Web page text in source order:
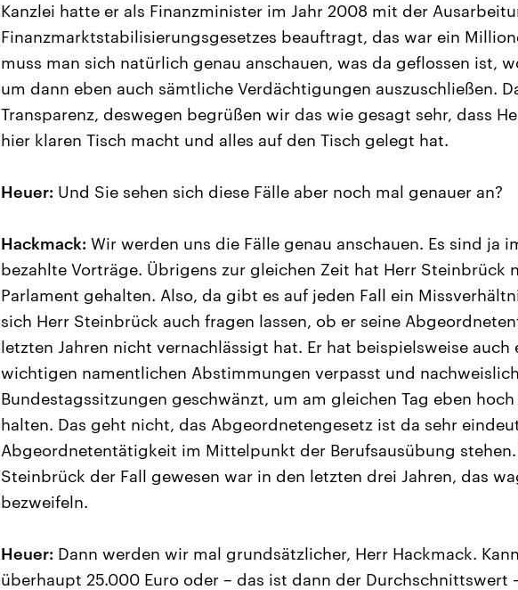
Kanzlei hatte er als Finanzminister im Jahr 2008 mit der
Finanzmarktstabilisierungsgesetzes beauftragt, das war ein
muss man sich natürlich genau anschauen, was da geflossen ist,
um dann eben auch sämtliche Verdächtigungen auszuschließen.
Transparenz, deswegen begrüßen wir das wie gesagt sehr, dass
hier klaren Tisch macht und alles auf den Tisch gelegt hat.
Heuer: Und Sie sehen sich diese Fälle aber noch mal genauer an?
Hackmack: Wir werden uns die Fälle genau anschauen. Es sind ja
bezahlte Vorträge. Übrigens zur gleichen Zeit hat Herr Steinbrück
Parlament gehalten. Also, da gibt es auf jeden Fall ein
sich Herr Steinbrück auch fragen lassen, ob er seine
letzten Jahren nicht vernachlässigt hat. Er hat beispielsweise auch
wichtigen namentlichen Abstimmungen verpasst und
Bundestagssitzungen geschwänzt, um am gleichen Tag eben
halten. Das geht nicht, das Abgeordnetengesetz ist da sehr
Abgeordnetentätigkeit im Mittelpunkt der Berufsausübung
Steinbrück der Fall gewesen war in den letzten drei Jahren, das
bezweifeln.
Heuer: Dann werden wir mal grundsätzlicher, Herr Hackmack.
überhaupt 25.000 Euro oder – das ist dann der Durchschnittswert